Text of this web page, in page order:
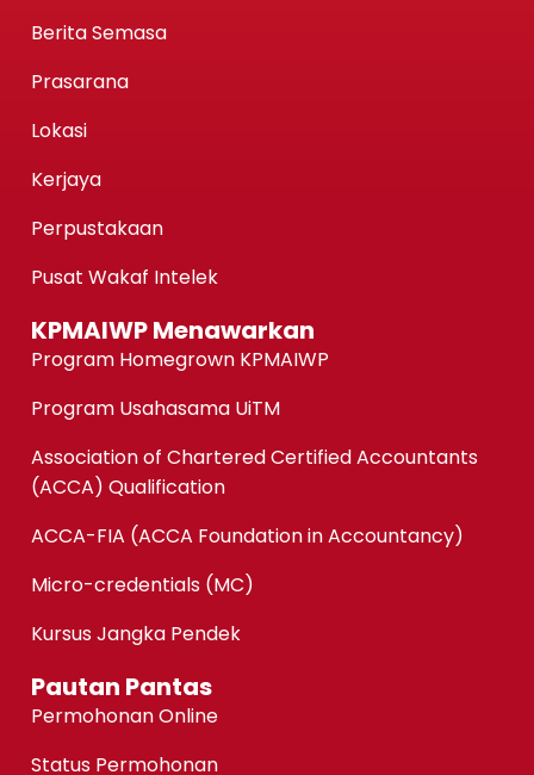
Berita Semasa
Prasarana
Lokasi
Kerjaya
Perpustakaan
Pusat Wakaf Intelek
KPMAIWP Menawarkan
Program Homegrown KPMAIWP
Program Usahasama UiTM
Association of Chartered Certified Accountants
(ACCA) Qualification
ACCA-FIA (ACCA Foundation in Accountancy)
Micro-credentials (MC)
Kursus Jangka Pendek
Pautan Pantas
Permohonan Online
Status Permohonan